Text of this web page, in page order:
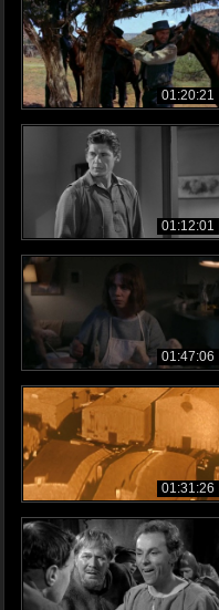
01:20:21
01:12:01
01:47:06
01:31:26